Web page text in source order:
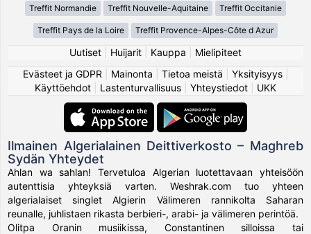
Treffit Normandie Treffit Nouvelle-Aquitaine Treffit Occitanie
Treffit Pays de la Loire Treffit Provence-Alpes-Côte d Azur
Uutiset Huijarit Kauppa
Mielipiteet
Evästeet ja GDPR
Mainonta Tietoa meistä Yksityisyys|
Käyttöehdot
Lastenturvallisuus Yhteystiedot UKK
Ilmainen Algerialainen Deittiverkosto – Maghreb
Sydän Yhteydet
Ahlan wa sahlan! Tervetuloa Algerian luotettavaan yhteisöön
autenttisia yhteyksiä varten. Weshrak.com tuo yhteen
algerialaiset singlet Algierin Välimeren rannikolta Saharan
reunalle, juhlistaen rikasta berbieri-, arabi- ja välimeren perintöä.
Olitpa Oranin musiikissa, Constantinen silloissa tai